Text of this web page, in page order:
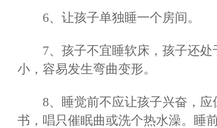
6、让孩子单独睡一个房间。
7、孩子不宜睡软床，孩子还处
小，容易发生弯曲变形。
8、睡觉前不应让孩子兴奋，应
书，唱只催眠曲或洗个热水澡。睡